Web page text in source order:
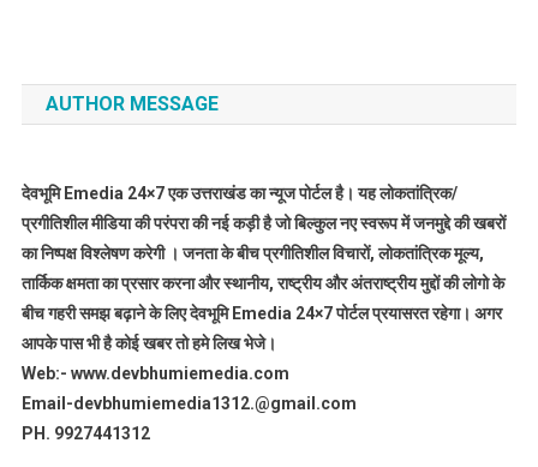
AUTHOR MESSAGE
देवभूमि Emedia 24×7 एक उत्तराखंड का न्यूज पोर्टल है। यह लोकतांत्रिक/
प्रगीतिशील मीडिया की परंपरा की नई कड़ी है जो बिल्कुल नए स्वरूप में जनमुद्दे की खबरों
का निष्पक्ष विश्लेषण करेगी । जनता के बीच प्रगीतिशील विचारों, लोकतांत्रिक मूल्य,
तार्किक क्षमता का प्रसार करना और स्थानीय, राष्ट्रीय और अंतराष्ट्रीय मुद्दों की लोगो के
बीच गहरी समझ बढ़ाने के लिए देवभूमि Emedia 24×7 पोर्टल प्रयासरत रहेगा। अगर
आपके पास भी है कोई खबर तो हमे लिख भेजे।
Web:- www.devbhumiemedia.com
Email-devbhumiemedia1312.@gmail.com
PH. 9927441312